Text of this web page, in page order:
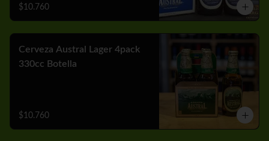
$10.760
Cerveza Austral Lager 4pack
330cc Botella
$10.760